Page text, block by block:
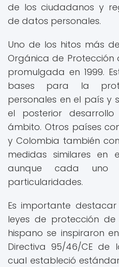
de los ciudadanos y
de datos personales.
Uno de los hitos más
Orgánica de Protección
promulgada en 1999.
bases para la
personales en el país y
el posterior
ámbito. Otros países
y Colombia también
medidas similares en
aunque cada uno
particularidades.
Es importante
leyes de protección
hispano se inspiraron
Directiva 95/46/CE de
cual estableció